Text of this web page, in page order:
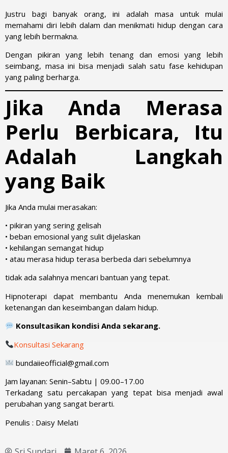
Justru bagi banyak orang, ini adalah masa untuk mulai
memahami diri lebih dalam dan menikmati hidup dengan cara
yang lebih bermakna.
Dengan pikiran yang lebih tenang dan emosi yang lebih
seimbang, masa ini bisa menjadi salah satu fase kehidupan
yang paling berharga.
Jika Anda Merasa
Perlu Berbicara, Itu
Adalah Langkah
yang Baik
Jika Anda mulai merasakan:
• pikiran yang sering gelisah
• beban emosional yang sulit dijelaskan
• kehilangan semangat hidup
• atau merasa hidup terasa berbeda dari sebelumnya
tidak ada salahnya mencari bantuan yang tepat.
Hipnoterapi dapat membantu Anda menemukan kembali
ketenangan dan keseimbangan dalam hidup.
Konsultasikan kondisi Anda sekarang.
Konsultasi Sekarang
bundaiieofficial@gmail.com
Jam layanan: Senin–Sabtu | 09.00–17.00
Terkadang satu percakapan yang tepat bisa menjadi awal
perubahan yang sangat berarti.
Penulis : Daisy Melati